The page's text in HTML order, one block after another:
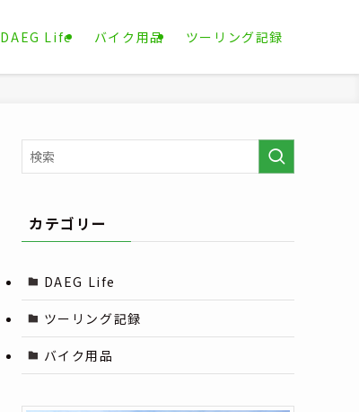
DAEG Life バイク用品 ツーリング記録
カテゴリー
DAEG Life
ツーリング記録
バイク用品